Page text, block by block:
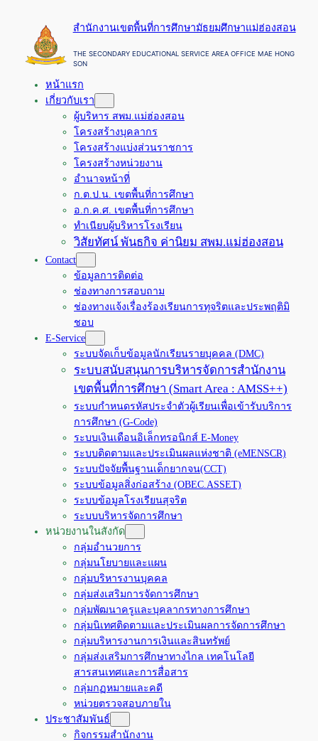
สำนักงานเขตพื้นที่การศึกษามัธยมศึกษาแม่ฮ่องสอน
THE SECONDARY EDUCATIONAL SERVICE AREA OFFICE MAE HONG
SON
หน้าแรก
เกี่ยวกับเรา
ผู้บริหาร สพม.แม่ฮ่องสอน
โครงสร้างบุคลากร
โครงสร้างแบ่งส่วนราชการ
โครงสร้างหน่วยงาน
อำนาจหน้าที่
ก.ต.ป.น. เขตพื้นที่การศึกษา
อ.ก.ค.ศ. เขตพื้นที่การศึกษา
ทำเนียบผู้บริหารโรงเรียน
วิสัยทัศน์ พันธกิจ ค่านิยม สพม.แม่ฮ่องสอน
Contact
ข้อมูลการติดต่อ
ช่องทางการสอบถาม
ช่องทางแจ้งเรื่องร้องเรียนการทุจริตและประพฤติมิ
ชอบ
E-Service
ระบบจัดเก็บข้อมูลนักเรียนรายบุคคล (DMC)
ระบบสนับสนุนการบริหารจัดการสำนักงาน
เขตพื้นที่การศึกษา (Smart Area : AMSS++)
ระบบกำหนดรหัสประจำตัวผู้เรียนเพื่อเข้ารับบริการ
การศึกษา (G-Code)
ระบบเงินเดือนอิเล็กทรอนิกส์ E-Money
ระบบติดตามและประเมินผลแห่งชาติ (eMENSCR)
ระบบปัจจัยพื้นฐานเด็กยากจน(CCT)
ระบบข้อมูลสิ่งก่อสร้าง (OBEC.ASSET)
ระบบข้อมูลโรงเรียนสุจริต
ระบบบริหารจัดการศึกษา
หน่วยงานในสังกัด
กลุ่มอำนวยการ
กลุ่มนโยบายและแผน
กลุ่มบริหารงานบุคคล
กลุ่มส่งเสริมการจัดการศึกษา
กลุ่มพัฒนาครูและบุคลากรทางการศึกษา
กลุ่มนิเทศติดตามและประเมินผลการจัดการศึกษา
กลุ่มบริหารงานการเงินและสินทรัพย์
กลุ่มส่งเสริมการศึกษาทางไกล เทคโนโลยี
สารสนเทศและการสื่อสาร
กลุ่มกฏหมายและคดี
หน่วยตรวจสอบภายใน
ประชาสัมพันธ์
กิจกรรมสำนักงาน